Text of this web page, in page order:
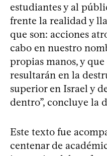
estudiantes y al
frente la realidad y
que son: acciones
cabo en nuestro
propias manos, y
resultarán en la
superior en Israel y
dentro”, concluye la
Este texto fue
centenar de